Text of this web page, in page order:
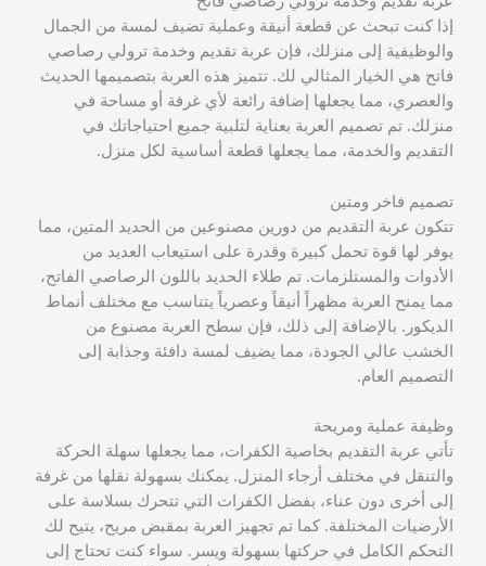
إذا كنت تبحث عن قطعة أنيقة وعملية تضيف لمسة من الجمال
والوظيفية إلى منزلك، فإن عربة تقديم وخدمة ترولي رصاصي
فاتح هي الخيار المثالي لك. تتميز هذه العربة بتصميمها الحديث
والعصري، مما يجعلها إضافة رائعة لأي غرفة أو مساحة في
منزلك. تم تصميم العربة بعناية لتلبية جميع احتياجاتك في
التقديم والخدمة، مما يجعلها قطعة أساسية لكل منزل.
تصميم فاخر ومتين
تتكون عربة التقديم من دورين مصنوعين من الحديد المتين، مما
يوفر لها قوة تحمل كبيرة وقدرة على استيعاب العديد من
الأدوات والمستلزمات. تم طلاء الحديد باللون الرصاصي الفاتح،
مما يمنح العربة مظهراً أنيقاً وعصرياً يتناسب مع مختلف أنماط
الديكور. بالإضافة إلى ذلك، فإن سطح العربة مصنوع من
الخشب عالي الجودة، مما يضيف لمسة دافئة وجذابة إلى
التصميم العام.
وظيفة عملية ومريحة
تأتي عربة التقديم بخاصية الكفرات، مما يجعلها سهلة الحركة
والتنقل في مختلف أرجاء المنزل. يمكنك بسهولة نقلها من غرفة
إلى أخرى دون عناء، بفضل الكفرات التي تتحرك بسلاسة على
الأرضيات المختلفة. كما تم تجهيز العربة بمقبض مريح، يتيح لك
التحكم الكامل في حركتها بسهولة ويسر. سواء كنت تحتاج إلى